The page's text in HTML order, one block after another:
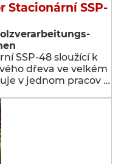
Stacionární SSP-
SSP-48 sloužící k
dřeva ve velkém
v jednom pracov …